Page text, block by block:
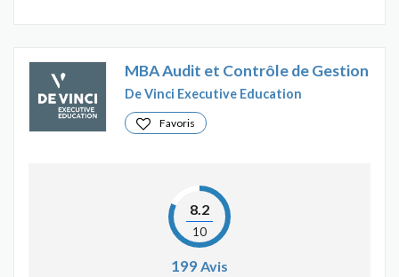
MBA Audit et Contrôle de Gestion
De Vinci Executive Education
Favoris
8.2
10
199Avis